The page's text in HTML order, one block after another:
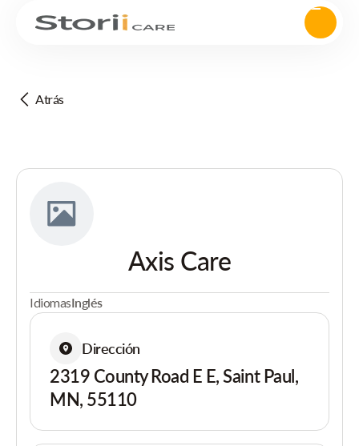
Atrás
Axis Care
IdiomasInglés
Dirección
2319 County Road E E, Saint Paul,
MN, 55110